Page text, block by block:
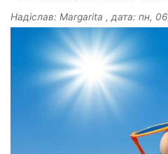
Надіслав: Margarita , дата: пн,